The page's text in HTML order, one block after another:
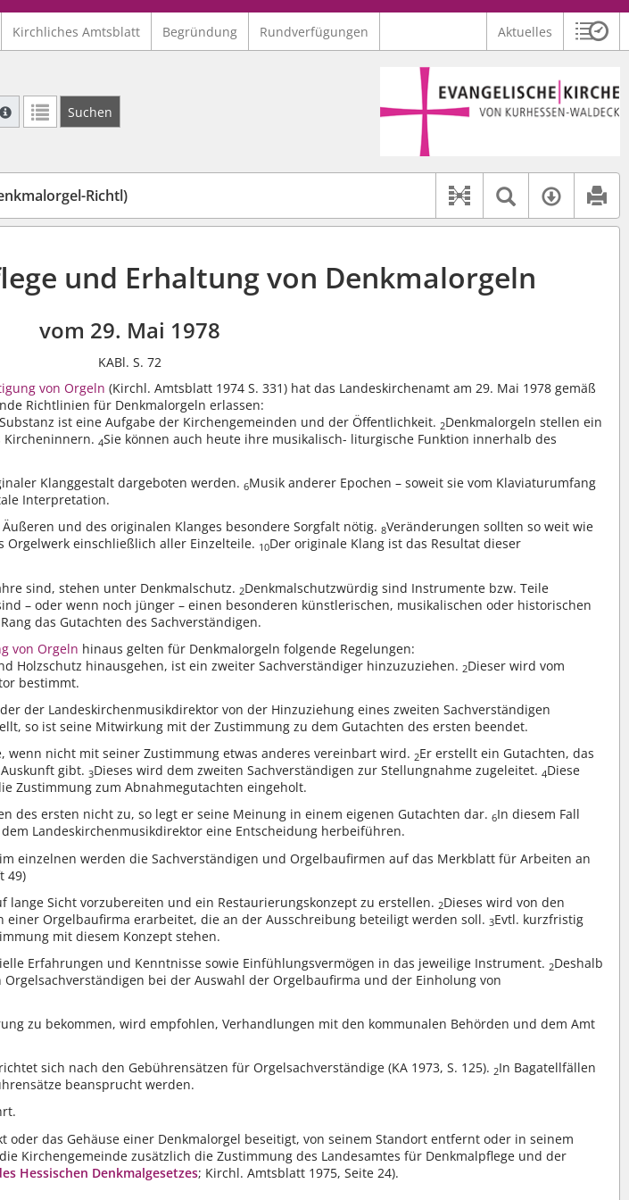
Kirchliches Amtsblatt Begründung Rundverfügungen Aktuelles
mit Platzhalter "*", Bsp. Pfarrer*, findet auch: "Pfarrerinitiative" oder "Pfarrerausschuss".
Suchen
Logo Ev. Kirche von Kurhessen-Waldeck
Richtl)
Dokument-
Textsuche
und Erhaltung von Denkmalorgeln
vom 29. Mai 1978
KABl. S. 72
von Orgeln (Kirchl. Amtsblatt 1974 S. 331) hat das Landeskirchenamt am 29. Mai 1978 gemäß
Richtlinien für Denkmalorgeln erlassen:
ist eine Aufgabe der Kirchengemeinden und der Öffentlichkeit. 2Denkmalorgeln stellen ein
Kircheninnern. 4Sie können auch heute ihre musikalisch- liturgische Funktion innerhalb des
Klanggestalt dargeboten werden. 6Musik anderer Epochen – soweit sie vom Klaviaturumfang
Interpretation.
und des originalen Klanges besondere Sorgfalt nötig. 8Veränderungen sollten so weit wie
Orgelwerk einschließlich aller Einzelteile. 10Der originale Klang ist das Resultat dieser
sind, stehen unter Denkmalschutz. 2Denkmalschutzwürdig sind Instrumente bzw. Teile
– oder wenn noch jünger – einen besonderen künstlerischen, musikalischen oder historischen
das Gutachten des Sachverständigen.
von Orgeln hinaus gelten für Denkmalorgeln folgende Regelungen:
Holzschutz hinausgehen, ist ein zweiter Sachverständiger hinzuzuziehen. 2Dieser wird vom
bestimmt.
der Landeskirchenmusikdirektor von der Hinzuziehung eines zweiten Sachverständigen
so ist seine Mitwirkung mit der Zustimmung zu dem Gutachten des ersten beendet.
wenn nicht mit seiner Zustimmung etwas anderes vereinbart wird. 2Er erstellt ein Gutachten, das
gibt. 3Dieses wird dem zweiten Sachverständigen zur Stellungnahme zugeleitet. 4Diese
Zustimmung zum Abnahmegutachten eingeholt.
des ersten nicht zu, so legt er seine Meinung in einem eigenen Gutachten dar. 6In diesem Fall
Landeskirchenmusikdirektor eine Entscheidung herbeiführen.
einzelnen werden die Sachverständigen und Orgelbaufirmen auf das Merkblatt für Arbeiten an
49)
Sicht vorzubereiten und ein Restaurierungskonzept zu erstellen. 2Dieses wird von den
einer Orgelbaufirma erarbeitet, die an der Ausschreibung beteiligt werden soll. 3Evtl. kurzfristig
mit diesem Konzept stehen.
Erfahrungen und Kenntnisse sowie Einfühlungsvermögen in das jeweilige Instrument. 2Deshalb
bei der Auswahl der Orgelbaufirma und der Einholung von
zu bekommen, wird empfohlen, Verhandlungen mit den kommunalen Behörden und dem Amt
sich nach den Gebührensätzen für Orgelsachverständige (KA 1973, S. 125). 2In Bagatellfällen
beansprucht werden.
das Gehäuse einer Denkmalorgel beseitigt, von seinem Standort entfernt oder in seinem
Kirchengemeinde zusätzlich die Zustimmung des Landesamtes für Denkmalpflege und der
Hessischen Denkmalgesetzes; Kirchl. Amtsblatt 1975, Seite 24).